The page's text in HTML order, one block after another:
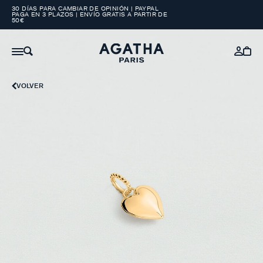
30 DÍAS PARA CAMBIAR DE OPINIÓN | PAYPAL
PAGA EN 3 PLAZOS | ENVÍO GRATIS A PARTIR DE
50€
VOLVER